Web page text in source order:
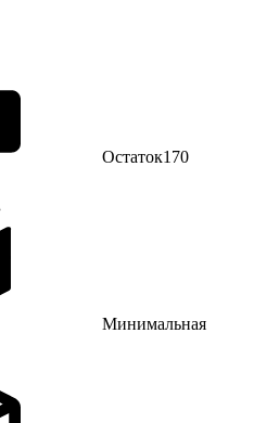
Остаток170
Минимальная